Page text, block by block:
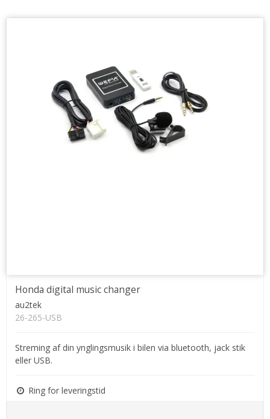
Honda digital music changer
au2tek
26-265-USB
Streming af din ynglingsmusik i bilen via bluetooth, jack stik
eller USB.
Ring for leveringstid